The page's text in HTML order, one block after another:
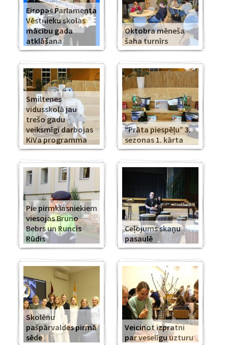
Eiropas Parlamenta
Vēstnieku skolas
mācību gada
atklāšana
Oktobra mēneša
šaha turnīrs
Smiltenes
vidusskolā jau
trešo gadu
veiksmīgi darbojas
KiVa programma
“Prāta piespēļu” 3.
sezonas 1. kārta
Pie pirmklasniekiem
viesojas Bruno
Bebrs un Runcis
Rūdis
Ceļojums skaņu
pasaulē
Skolēnu
pašpārvaldes pirmā
sēde
Veicinot izpratni
par veselīgu uzturu